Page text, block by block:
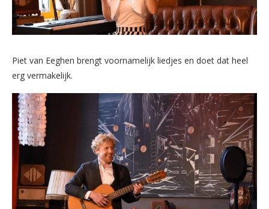
Piet van Eeghen brengt voornamelijk liedjes en doet dat heel
erg vermakelijk.